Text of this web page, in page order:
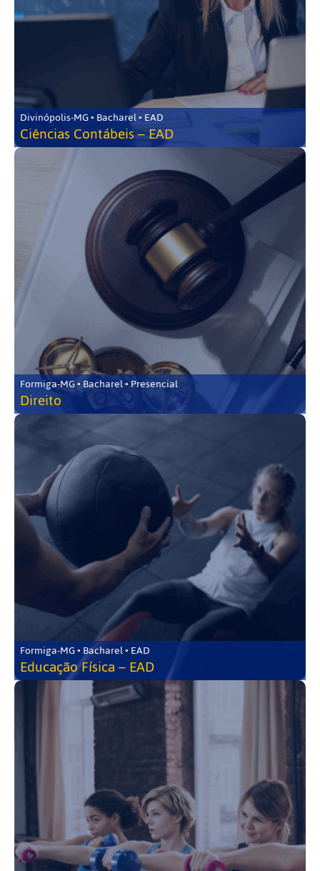
Divinópolis-MG • Bacharel • EAD
Ciências Contábeis – EAD
Formiga-MG • Bacharel • Presencial
Direito
Formiga-MG • Bacharel • EAD
Educação Física – EAD